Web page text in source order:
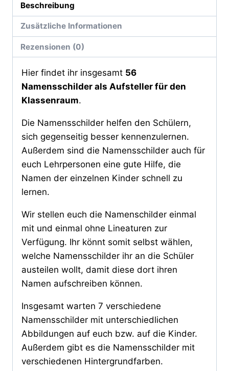
Beschreibung
Zusätzliche Informationen
Rezensionen (0)
Hier findet ihr insgesamt 56
Namensschilder als Aufsteller für den
Klassenraum.
Die Namensschilder helfen den Schülern,
sich gegenseitig besser kennenzulernen.
Außerdem sind die Namensschilder auch für
euch Lehrpersonen eine gute Hilfe, die
Namen der einzelnen Kinder schnell zu
lernen.
Wir stellen euch die Namenschilder einmal
mit und einmal ohne Lineaturen zur
Verfügung. Ihr könnt somit selbst wählen,
welche Namensschilder ihr an die Schüler
austeilen wollt, damit diese dort ihren
Namen aufschreiben können.
Insgesamt warten 7 verschiedene
Namensschilder mit unterschiedlichen
Abbildungen auf euch bzw. auf die Kinder.
Außerdem gibt es die Namensschilder mit
verschiedenen Hintergrundfarben.